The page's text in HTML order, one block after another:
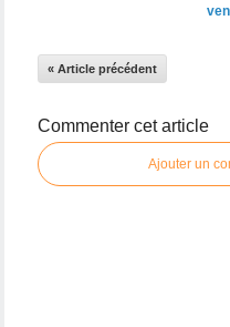
« Article précédent
Commenter cet article
Ajouter un